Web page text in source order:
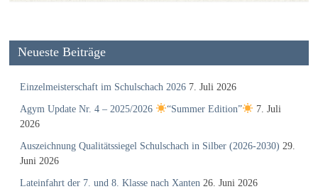
Neueste Beiträge
Einzelmeisterschaft im Schulschach 2026 7. Juli 2026
Agym Update Nr. 4 – 2025/2026 “Summer Edition”
7. Juli
2026
Auszeichnung Qualitätssiegel Schulschach in Silber (2026-2030) 29.
Juni 2026
Lateinfahrt der 7. und 8. Klasse nach Xanten 26. Juni 2026